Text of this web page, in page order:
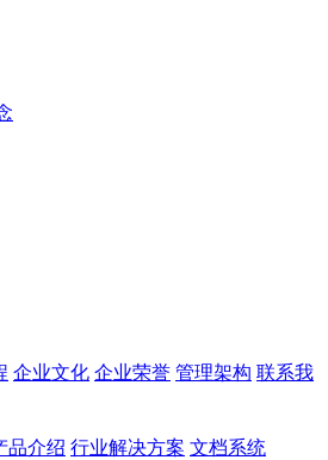
企业文化 企业荣誉 管理架构 联系我
品介绍 行业解决方案 文档系统